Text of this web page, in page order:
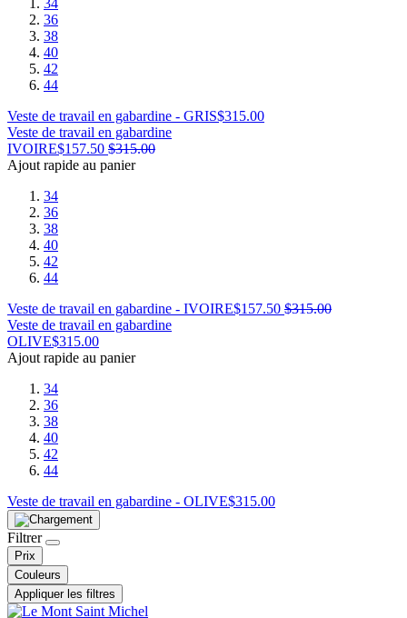
36
38
40
42
44
Veste de travail en gabardine - GRIS$315.00
Veste de travail en gabardine
IVOIRE$157.50 $315.00
Ajout rapide au panier
34
36
38
40
42
44
Veste de travail en gabardine - IVOIRE$157.50 $315.00
Veste de travail en gabardine
OLIVE$315.00
Ajout rapide au panier
34
36
38
40
42
44
Veste de travail en gabardine - OLIVE$315.00
Filtrer
Prix
Couleurs
Appliquer les filtres